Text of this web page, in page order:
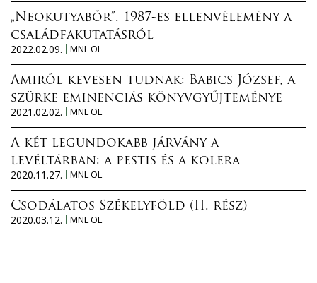
„Neokutyabőr”. 1987-es ellenvélemény a
családfakutatásról
2022.02.09.
MNL OL
Amiről kevesen tudnak: Babics József, a
szürke eminenciás könyvgyűjteménye
2021.02.02.
MNL OL
A két legundokabb járvány a
levéltárban: a pestis és a kolera
2020.11.27.
MNL OL
Csodálatos Székelyföld (II. rész)
2020.03.12.
MNL OL